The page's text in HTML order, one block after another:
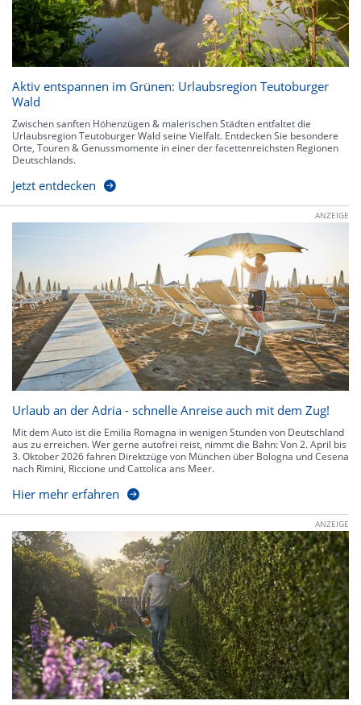
Aktiv entspannen im Grünen: Urlaubsregion Teutoburger
Wald
Zwischen sanften Höhenzügen & malerischen Städten entfaltet die
Urlaubsregion Teutoburger Wald seine Vielfalt. Entdecken Sie besondere
Orte, Touren & Genussmomente in einer der facettenreichsten Regionen
Deutschlands.
Jetzt entdecken
ANZEIGE
Urlaub an der Adria - schnelle Anreise auch mit dem Zug!
Mit dem Auto ist die Emilia Romagna in wenigen Stunden von Deutschland
aus zu erreichen. Wer gerne autofrei reist, nimmt die Bahn: Von 2. April bis
3. Oktober 2026 fahren Direktzüge von München über Bologna und Cesena
nach Rimini, Riccione und Cattolica ans Meer.
Hier mehr erfahren
ANZEIGE